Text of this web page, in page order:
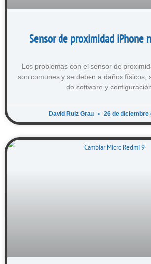
Sensor de proximidad iPhone
Los problemas con el sensor de
son comunes y se deben a daños físicos,
de software y configuración.
David Ruiz Grau 26 de diciembre